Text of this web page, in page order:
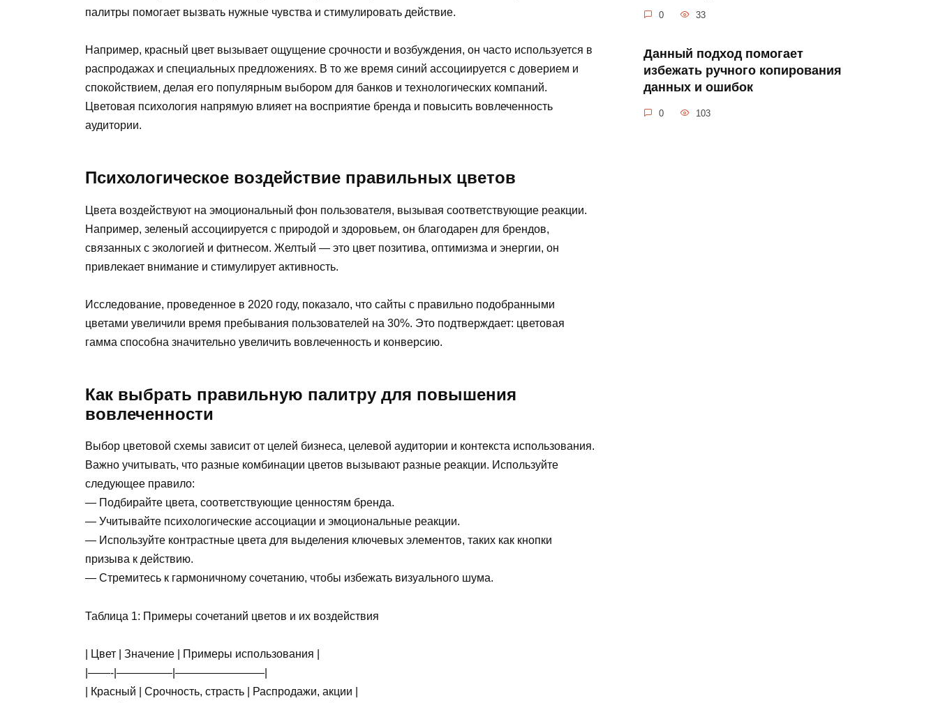
палитры помогает вызвать нужные чувства и стимулировать действие.
Например, красный цвет вызывает ощущение срочности и возбуждения, он часто используется в
распродажах и специальных предложениях. В то же время синий ассоциируется с доверием и
спокойствием, делая его популярным выбором для банков и технологических компаний.
Цветовая психология напрямую влияет на восприятие бренда и повысить вовлеченность
аудитории.
Психологическое воздействие правильных цветов
Цвета воздействуют на эмоциональный фон пользователя, вызывая соответствующие реакции.
Например, зеленый ассоциируется с природой и здоровьем, он благодарен для брендов,
связанных с экологией и фитнесом. Желтый — это цвет позитива, оптимизма и энергии, он
привлекает внимание и стимулирует активность.
Исследование, проведенное в 2020 году, показало, что сайты с правильно подобранными
цветами увеличили время пребывания пользователей на 30%. Это подтверждает: цветовая
гамма способна значительно увеличить вовлеченность и конверсию.
Как выбрать правильную палитру для повышения
вовлеченности
Выбор цветовой схемы зависит от целей бизнеса, целевой аудитории и контекста использования.
Важно учитывать, что разные комбинации цветов вызывают разные реакции. Используйте
следующее правило:
— Подбирайте цвета, соответствующие ценностям бренда.
— Учитывайте психологические ассоциации и эмоциональные реакции.
— Используйте контрастные цвета для выделения ключевых элементов, таких как кнопки
призыва к действию.
— Стремитесь к гармоничному сочетанию, чтобы избежать визуального шума.
Таблица 1: Примеры сочетаний цветов и их воздействия
| Цвет | Значение | Примеры использования |
|——-|—————|————————|
| Красный | Срочность, страсть | Распродажи, акции |
0 33
Данный подход помогает
избежать ручного копирования
данных и ошибок
0 103